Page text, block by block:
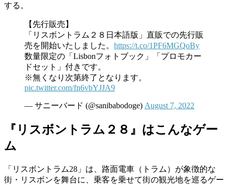
する。
【先行販売】
「リスボントラム２８日本語版」直販での先行販
売を開始いたしました。 https://t.co/1PF6MGQoBy
数量限定の「Lisbonフォトブック」「プロモカー
ドセット」付きです。
※無くなり次第終了となります。
pic.twitter.com/fn6vbYJJA9
— サニーバード (@sanibabodoge) August 7, 2022
『リスボントラム２８』はこんなゲー
ム
「リスボントラム28」は、路面電車（トラム）が象徴的な
街・リスボンを舞台に、乗客を乗せて街の観光地を巡るゲー